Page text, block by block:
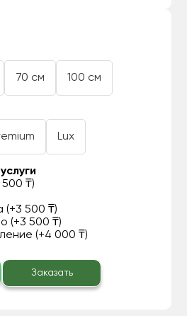
70 см 100 см
Lux
₸)
(+3 500 ₸)
(+3 500 ₸)
(+4 000 ₸)
Заказать